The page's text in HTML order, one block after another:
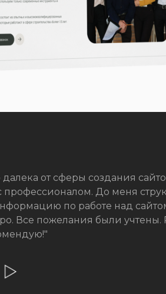
от сферы создания
профессионалом. До меня
по работе над
Все пожелания были учтены.